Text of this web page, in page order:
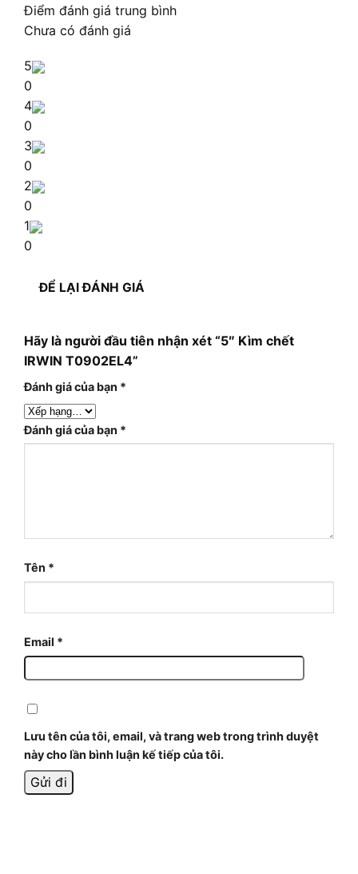
Điểm đánh giá trung bình
Chưa có đánh giá
5
0
4
0
3
0
2
0
1
0
ĐỂ LẠI ĐÁNH GIÁ
Hãy là người đầu tiên nhận xét “5″ Kìm chết
IRWIN T0902EL4”
Đánh giá của bạn *
Đánh giá của bạn *
Tên *
Email *
Lưu tên của tôi, email, và trang web trong trình duyệt
này cho lần bình luận kế tiếp của tôi.